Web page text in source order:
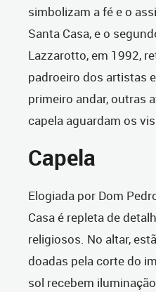
simbolizam a fé e o
Santa Casa, e o
Lazzarotto, em 1992,
padroeiro dos artistas
primeiro andar, outras
capela aguardam os
Capela
Elogiada por Dom
Casa é repleta de
religiosos. No altar,
doadas pela corte do
sol recebem